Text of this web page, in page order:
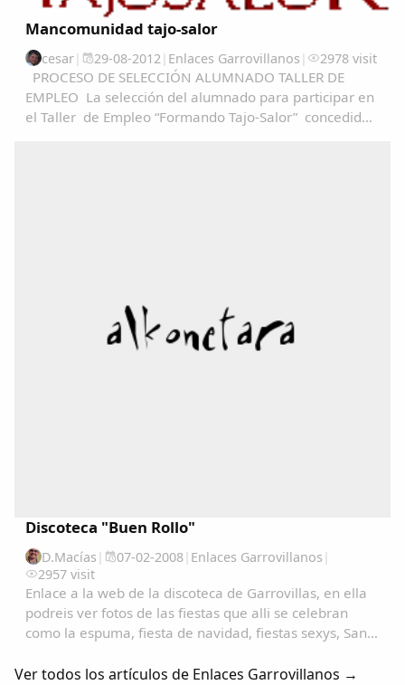
Mancomunidad tajo-salor
cesar| 29-08-2012 | Enlaces Garrovillanos | 2978 visit
PROCESO DE SELECCIÓN ALUMNADO TALLER DE
EMPLEO La selección del alumnado para participar en
el Taller de Empleo “Formando Tajo-Salor” concedido
Discoteca "Buen Rollo"
D.Macías | 07-02-2008| Enlaces Garrovillanos |
2957 visit
Enlace a la web de la discoteca de Garrovillas, en ella
podreis ver fotos de las fiestas que alli se celebran
como la espuma, fiesta de navidad, fiestas sexys, San
Ver todos los artículos de Enlaces Garrovillanos →